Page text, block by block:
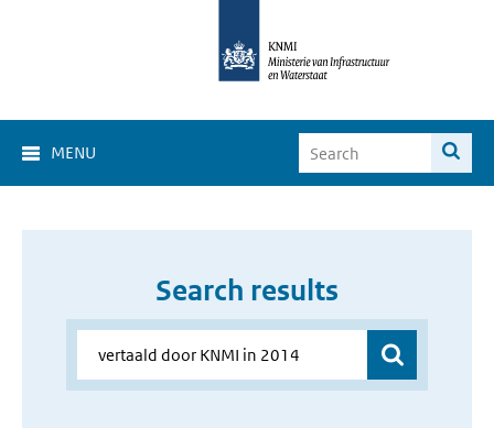
MENU
Search results